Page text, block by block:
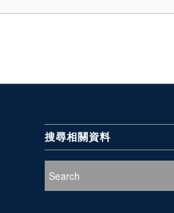
搜尋相關資料